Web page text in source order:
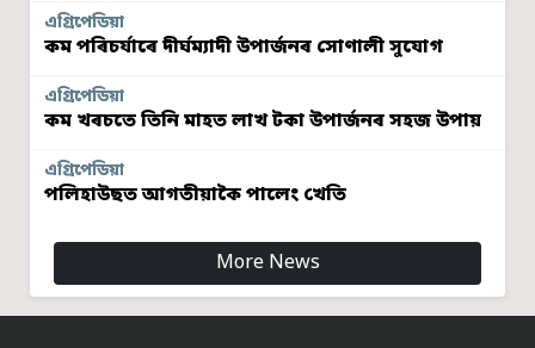
এগ্ৰিপেডিয়া
কম পৰিচৰ্যাৰে দীৰ্ঘম্যাদী উপাৰ্জনৰ সোণালী সুযোগ
এগ্ৰিপেডিয়া
কম খৰচতে তিনি মাহত লাখ টকা উপাৰ্জনৰ সহজ উপায়
এগ্ৰিপেডিয়া
পলিহাউছত আগতীয়াকৈ পালেং খেতি
More News